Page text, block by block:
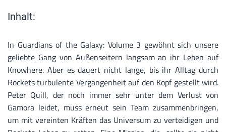
Inhalt:
In Guardians of the Galaxy: Volume 3 gewöhnt sich unsere
geliebte Gang von Außenseitern langsam an ihr Leben auf
Knowhere. Aber es dauert nicht lange, bis ihr Alltag durch
Rockets turbulente Vergangenheit auf den Kopf gestellt wird.
Peter Quill, der noch immer sehr unter dem Verlust von
Gamora leidet, muss erneut sein Team zusammenbringen,
um mit vereinten Kräften das Universum zu verteidigen und